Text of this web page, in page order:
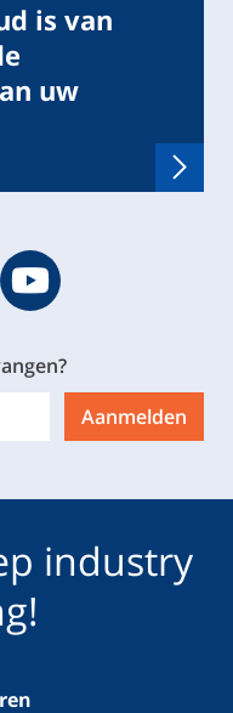
is van
uw
Geveke YouTube
Aanmelden
industry